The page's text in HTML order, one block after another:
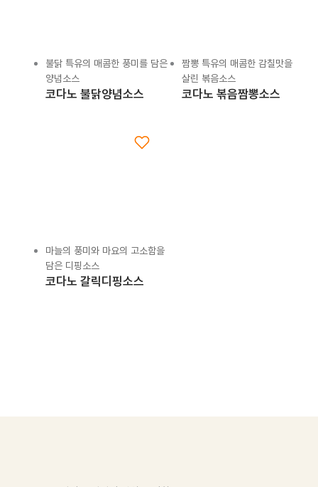
불닭 특유의 매콤한 풍미를 담은
양념소스
코다노 불닭양념소스
짬뽕 특유의 매콤한 감칠맛을
살린 볶음소스
코다노 볶음짬뽕소스
마늘의 풍미와 마요의 고소함을
담은 디핑소스
코다노 갈릭디핑소스